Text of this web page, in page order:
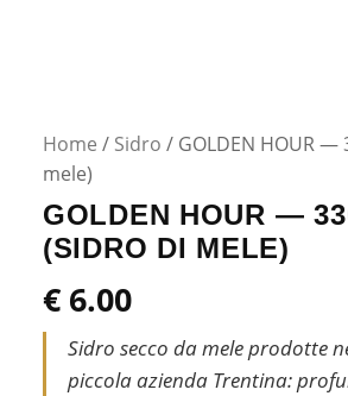
Home / Sidro / GOLDEN HOUR —
mele)
GOLDEN HOUR —
(SIDRO DI MELE)
€ 6.00
Sidro secco da mele prodotte
piccola azienda Trentina: